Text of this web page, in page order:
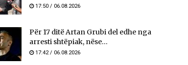
17:50 / 06.08.2026
Për 17 ditë Artan Grubi del edhe nga
arresti shtëpiak, nëse...
17:42 / 06.08.2026